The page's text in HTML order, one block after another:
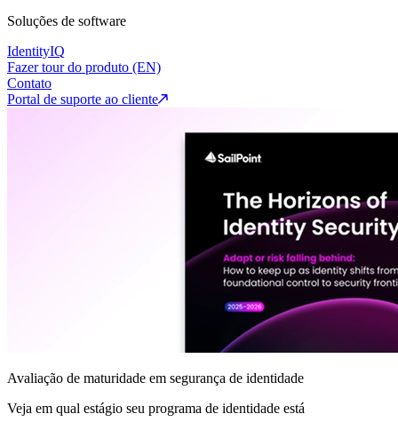
Soluções de software
IdentityIQ
Fazer tour do produto (EN)
Contato
Portal de suporte ao cliente
Avaliação de maturidade em segurança de identidade
Veja em qual estágio seu programa de identidade está